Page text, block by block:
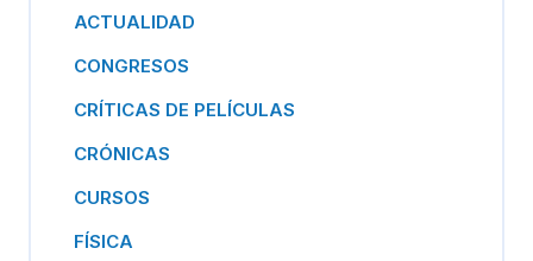
ACTUALIDAD
CONGRESOS
CRÍTICAS DE PELÍCULAS
CRÓNICAS
CURSOS
FÍSICA